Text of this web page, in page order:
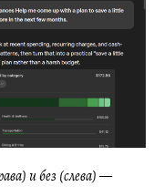
и без (слева) —